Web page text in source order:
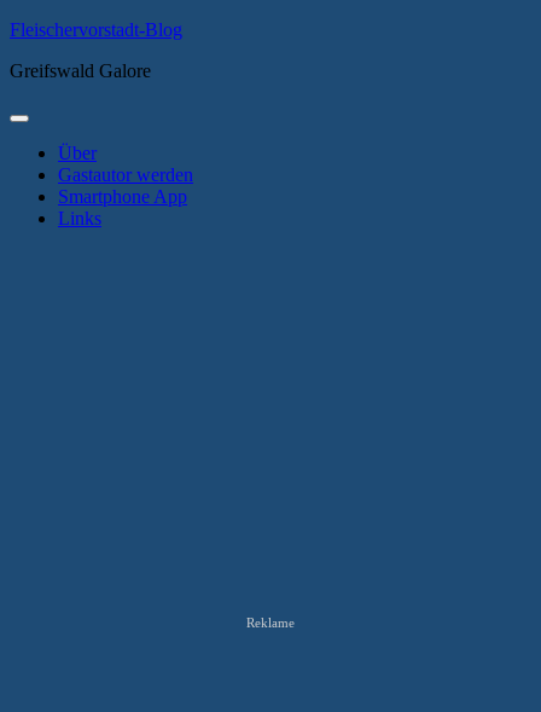
Zum
springen
Fleischervorstadt-Blog
Greifswald Galore
Primäres
Über
Gastautor werden
Smartphone App
Links
Reklame